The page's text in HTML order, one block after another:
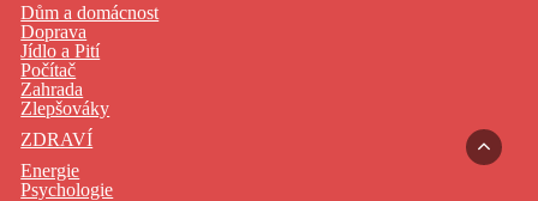
Dům a domácnost
Doprava
Jídlo a Pití
Počítač
Zahrada
Zlepšováky
ZDRAVÍ
Energie
Psychologie